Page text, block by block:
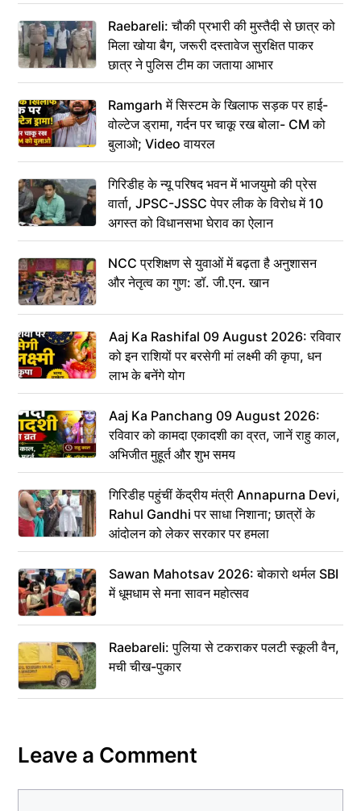
Raebareli: चौकी प्रभारी की मुस्तैदी से छात्र को
मिला खोया बैग, जरूरी दस्तावेज सुरक्षित पाकर
छात्र ने पुलिस टीम का जताया आभार
Ramgarh में सिस्टम के खिलाफ सड़क पर हाई-
वोल्टेज ड्रामा, गर्दन पर चाकू रख बोला- CM को
बुलाओ; Video वायरल
गिरिडीह के न्यू परिषद भवन में भाजयुमो की प्रेस
वार्ता, JPSC-JSSC पेपर लीक के विरोध में 10
अगस्त को विधानसभा घेराव का ऐलान
NCC प्रशिक्षण से युवाओं में बढ़ता है अनुशासन
और नेतृत्व का गुण: डॉ. जी.एन. खान
Aaj Ka Rashifal 09 August 2026: रविवार
को इन राशियों पर बरसेगी मां लक्ष्मी की कृपा, धन
लाभ के बनेंगे योग
Aaj Ka Panchang 09 August 2026:
रविवार को कामदा एकादशी का व्रत, जानें राहु काल,
अभिजीत मुहूर्त और शुभ समय
गिरिडीह पहुंचीं केंद्रीय मंत्री Annapurna Devi,
Rahul Gandhi पर साधा निशाना; छात्रों के
आंदोलन को लेकर सरकार पर हमला
Sawan Mahotsav 2026: बोकारो थर्मल SBI
में धूमधाम से मना सावन महोत्सव
Raebareli: पुलिया से टकराकर पलटी स्कूली वैन,
मची चीख-पुकार
Leave a Comment